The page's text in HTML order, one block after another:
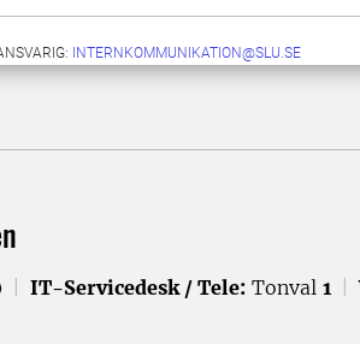
INTERNKOMMUNIKATION@SLU.SE
IT-Servicedesk / Tele: Tonval 1